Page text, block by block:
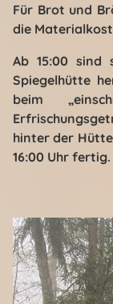
Für Brot und
die
Ab 15:00 sind
Spiegelhütte
beim
hinter der Hütte
16:00 Uhr fertig.